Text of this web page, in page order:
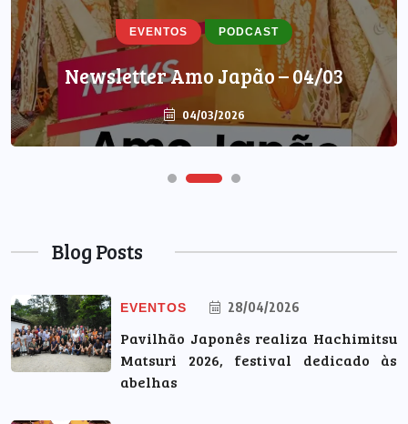
EVENTOS PODCAST
Newsletter Amo Japão – 04/03
04/03/2026
Blog Posts
EVENTOS 28/04/2026
Pavilhão Japonês realiza Hachimitsu
Matsuri 2026, festival dedicado às
abelhas